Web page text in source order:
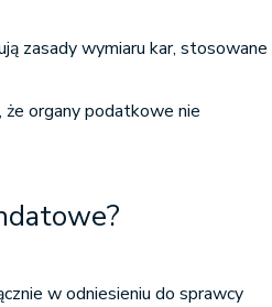
zasady wymiaru kar, stosowane
że organy podatkowe nie
w odniesieniu do sprawcy